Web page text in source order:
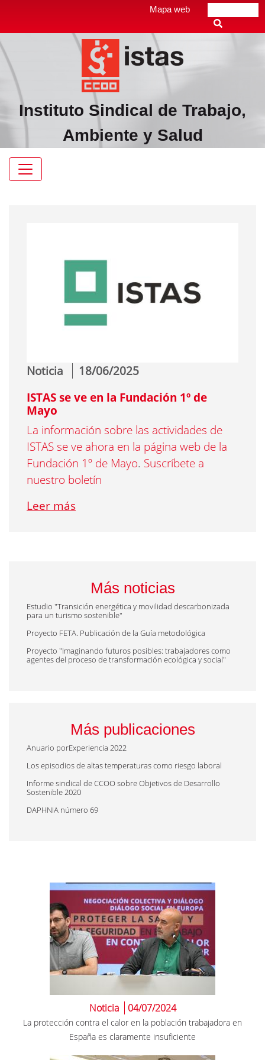
contenido
principal
Mapa web
Instituto Sindical de Trabajo,
Ambiente y Salud
Navegación
Noticia
18/06/2025
ISTAS se ve en la Fundación 1º de
Mayo
La información sobre las actividades de
ISTAS se ve ahora en la página web de la
Fundación 1º de Mayo. Suscríbete a
nuestro boletín
Leer más
Más noticias
Estudio "Transición energética y movilidad descarbonizada
para un turismo sostenible"
Proyecto FETA. Publicación de la Guía metodológica
Proyecto "Imaginando futuros posibles: trabajadores como
agentes del proceso de transformación ecológica y social"
Más publicaciones
Anuario porExperiencia 2022
Los episodios de altas temperaturas como riesgo laboral
Informe sindical de CCOO sobre Objetivos de Desarrollo
Sostenible 2020
DAPHNIA número 69
Noticia 04/07/2024
La protección contra el calor en la población trabajadora en
España es claramente insuficiente